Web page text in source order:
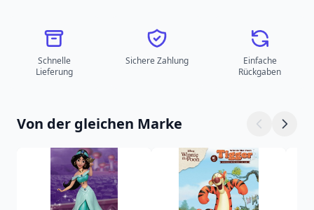
Schnelle
Lieferung
Sichere Zahlung
Einfache
Rückgaben
Von der gleichen Marke